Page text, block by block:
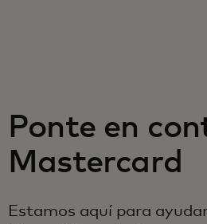
Para el mundo
Ponte en
Mastercard
Estamos aquí para